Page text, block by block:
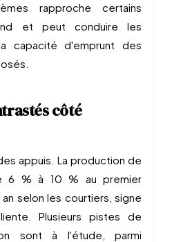
rapproche certains
et peut conduire les
capacité d'emprunt des
côté
appuis. La production de
6 % à 10 % au premier
selon les courtiers, signe
Plusieurs pistes de
sont à l'étude, parmi